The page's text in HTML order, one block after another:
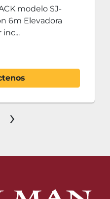
modelo SJ-
6m Elevadora
inc...
›